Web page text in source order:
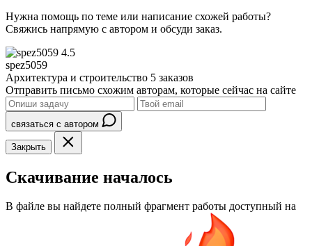
Нужна помощь по теме или написание схожей работы?
Свяжись напрямую с автором и обсуди заказ.
4.5
spez5059
Архитектура и строительство 5 заказов
Отправить письмо схожим авторам, которые сейчас на сайте
связаться с автором
Закрыть
Скачивание началось
В файле вы найдете полный фрагмент работы доступный на